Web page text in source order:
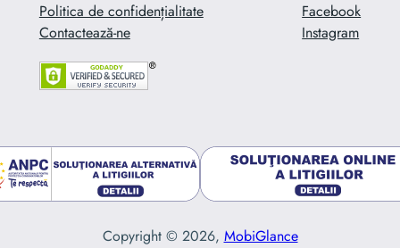
Politica de confidențialitate
Contactează-ne
Facebook
Instagram
Copyright © 2026, MobiGlance